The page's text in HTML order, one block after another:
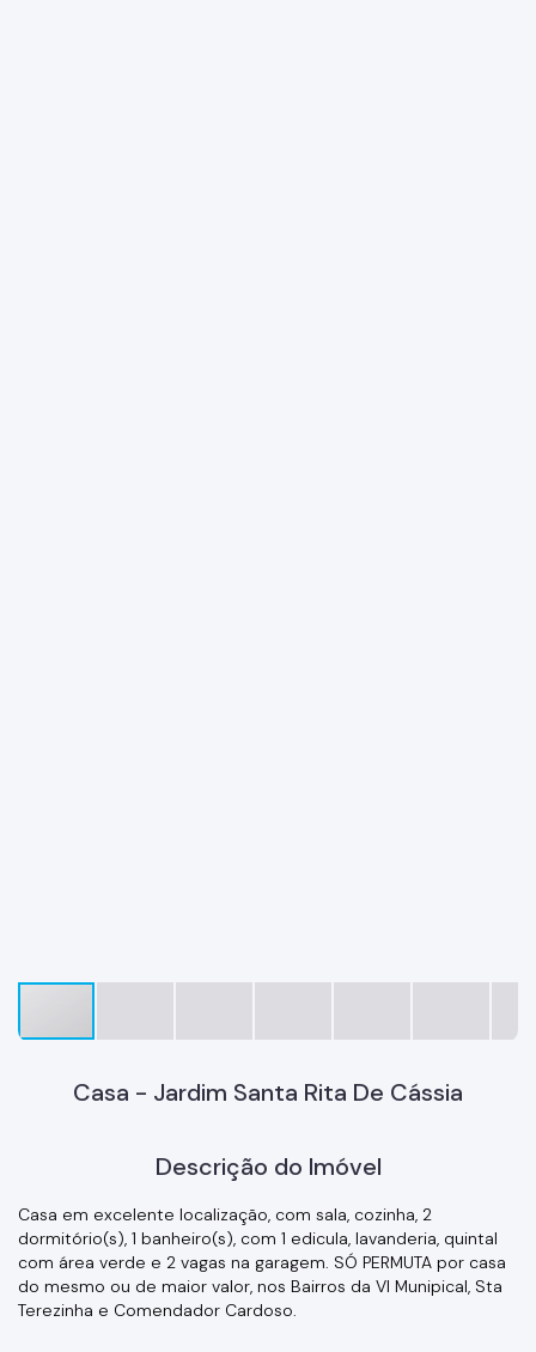
Casa - Jardim Santa Rita De Cássia
Descrição do Imóvel
Casa em excelente localização, com sala, cozinha, 2
dormitório(s), 1 banheiro(s), com 1 edicula, lavanderia, quintal
com área verde e 2 vagas na garagem. SÓ PERMUTA por casa
do mesmo ou de maior valor, nos Bairros da Vl Munipical, Sta
Terezinha e Comendador Cardoso.